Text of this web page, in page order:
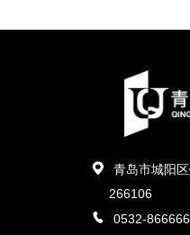
青岛市城阳
266106
0532-